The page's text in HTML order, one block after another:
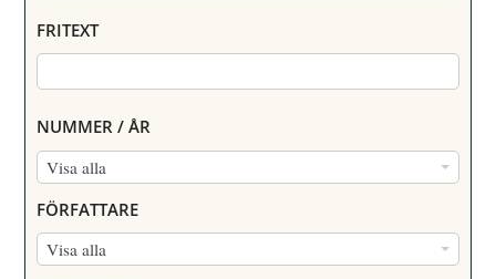
FRITEXT
NUMMER / ÅR
Visa alla
N
M
M
FÖRFATTARE
Visa alla